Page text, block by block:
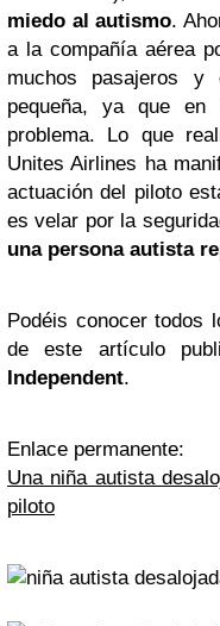
miedo al autismo.
a la compañía aérea
muchos pasajeros y
pequeña, ya que en
problema. Lo que
Unites Airlines ha
actuación del piloto
es velar por la
una persona autista
Podéis conocer todos
de este artículo
Independent.
Enlace permanente:
Una niña autista
piloto